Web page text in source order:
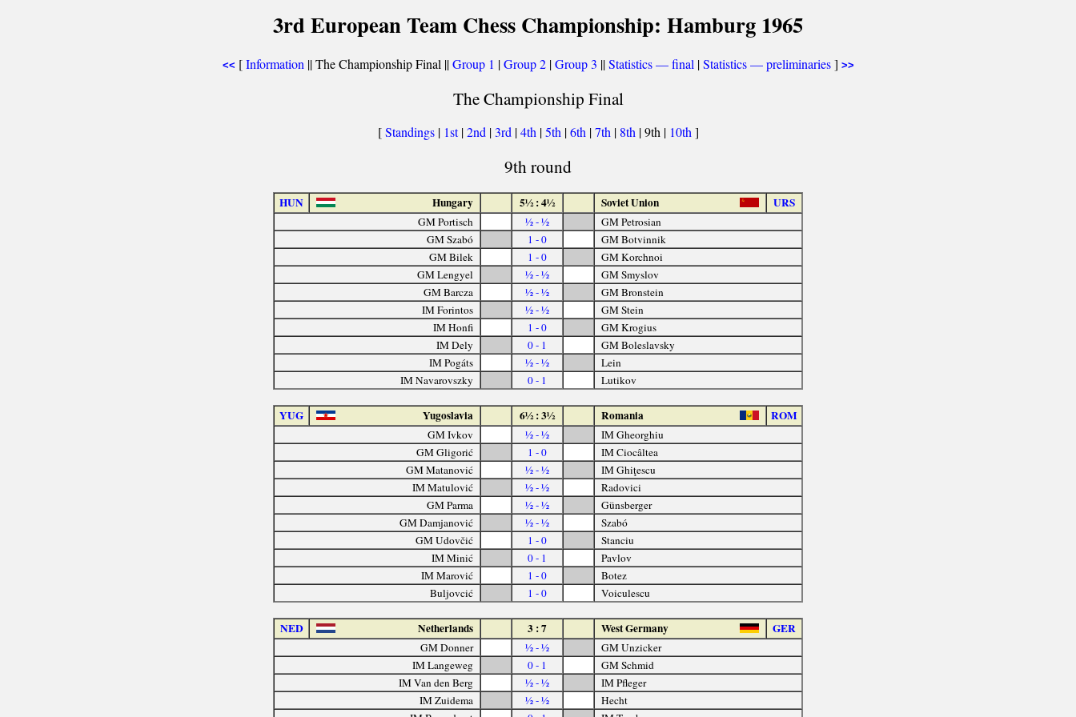
3rd European Team Chess Championship: Hamburg 1965
<< [Information || The Championship Final ||Group 1 |Group 2|Group 3 ||Statistics — final |Statistics — preliminaries] >>
The Championship Final
[Standings| 1st|2nd |3rd |4th |5th |6th |7th | 8th | 9th | 10th]
9th round
HUN Hungary 5½ : 4½ Soviet Union URS
GM Portisch ½ - ½
GM Petrosian
GM Szabó
1 - 0
GM Botvinnik
GM Bilek
1 - 0
GM Korchnoi
GM Lengyel
½ - ½
GM Smyslov
GM Barcza
½ - ½
GM Bronstein
IM Forintos
½ - ½
GM Stein
IM Honfi
1 - 0
GM Krogius
IM Dely
0 - 1
GM Boleslavsky
IM Pogáts
½ - ½
Lein
IM Navarovszky
0 - 1 Lutikov
YUG Yugoslavia 6½ : 3½ Romania ROM
GM Ivkov ½ - ½
IM Gheorghiu
GM Gligorić
1 - 0
IM Ciocâltea
GM Matanović
½ - ½
IM Ghiţescu
IM Matulović
½ - ½
Radovici
GM Parma
½ - ½
Günsberger
GM Damjanović
½ - ½
Szabó
GM Udovčić
1 - 0
Stanciu
IM Minić
0 - 1
Pavlov
IM Marović
1 - 0
Botez
Buljovcić
1 - 0 Voiculescu
NED Netherlands 3 : 7 West Germany GER
GM Donner ½ - ½
GM Unzicker
IM Langeweg
0 - 1
GM Schmid
IM Van den Berg
½ - ½
IM Pfleger
IM Zuidema
½ - ½
Hecht